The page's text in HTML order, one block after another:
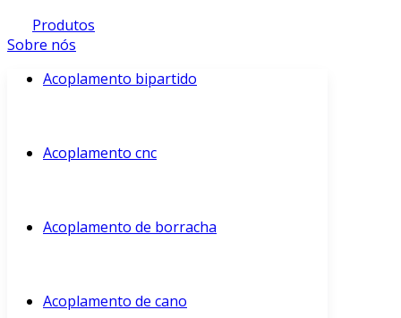
Produtos
Sobre nós
Acoplamento bipartido
Acoplamento cnc
Acoplamento de borracha
Acoplamento de cano